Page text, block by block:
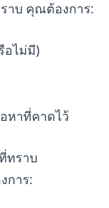
าบ คุณต้องการ:
อไม่มี)
หาที่คาดไว้
ทราบ
การ: